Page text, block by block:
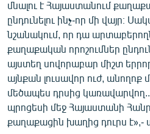
մնալու է Հայաստանում
ընդունելու ինչ-որ մի վայր։
նշանակում, որ դա
քաղաքական որոշումներ
այստեղ սովորաբար միշտ
այնքան լուսավոր ուժ, անողոք
մեծապես դրսից
պրոցեսի մեջ Հայաստանի
քաղաքացին խաղից դուրս է»,-